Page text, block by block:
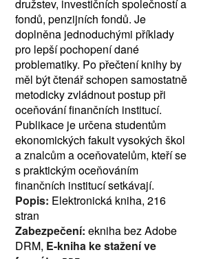
družstev, investičních společností a
fondů, penzijních fondů. Je
doplněna jednoduchými příklady
pro lepší pochopení dané
problematiky. Po přečtení knihy by
měl být čtenář schopen samostatně
metodicky zvládnout postup při
oceňování finančních institucí.
Publikace je určena studentům
ekonomických fakult vysokých škol
a znalcům a oceňovatelům, kteří se
s praktickým oceňováním
finančních institucí setkávají.
Popis: Elektronická kniha, 216
stran
Zabezpečení: ekniha bez Adobe
DRM, E-kniha ke stažení ve